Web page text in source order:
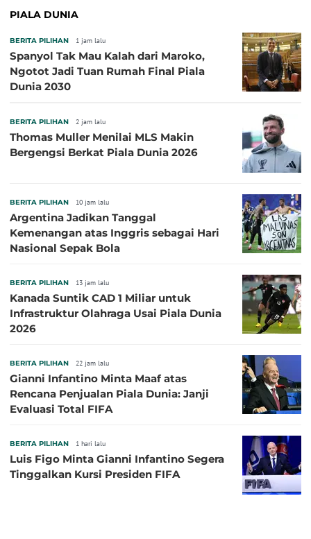
PIALA DUNIA
BERITA PILIHAN 1 jam lalu
Spanyol Tak Mau Kalah dari Maroko,
Ngotot Jadi Tuan Rumah Final Piala
Dunia 2030
BERITA PILIHAN 2 jam lalu
Thomas Muller Menilai MLS Makin
Bergengsi Berkat Piala Dunia 2026
BERITA PILIHAN 10 jam lalu
Argentina Jadikan Tanggal
Kemenangan atas Inggris sebagai Hari
Nasional Sepak Bola
BERITA PILIHAN 13 jam lalu
Kanada Suntik CAD 1 Miliar untuk
Infrastruktur Olahraga Usai Piala Dunia
2026
BERITA PILIHAN 22 jam lalu
Gianni Infantino Minta Maaf atas
Rencana Penjualan Piala Dunia: Janji
Evaluasi Total FIFA
BERITA PILIHAN 1 hari lalu
Luis Figo Minta Gianni Infantino Segera
Tinggalkan Kursi Presiden FIFA